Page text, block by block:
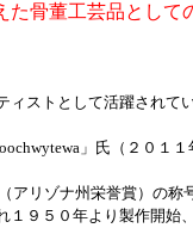
た骨董工芸品として
ストとして活躍されて
」氏（２０１
アリゾナ州栄誉賞）の称
１９５０年より製作開始